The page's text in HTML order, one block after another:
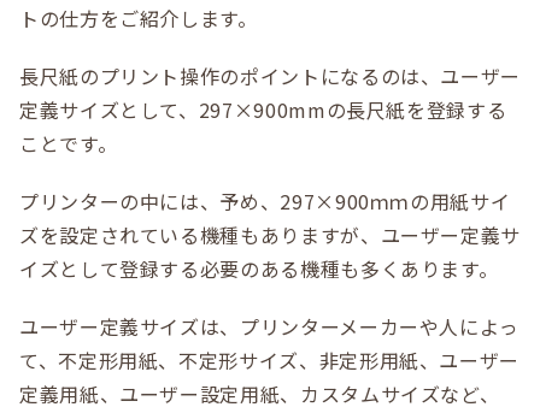
トの仕方をご紹介します。
長尺紙のプリント操作のポイントになるのは、ユーザー
定義サイズとして、297×900mmの長尺紙を登録する
ことです。
プリンターの中には、予め、297×900ｍｍの用紙サイ
ズを設定されている機種もありますが、ユーザー定義サ
イズとして登録する必要のある機種も多くあります。
ユーザー定義サイズは、プリンターメーカーや人によっ
て、不定形用紙、不定形サイズ、非定形用紙、ユーザー
定義用紙、ユーザー設定用紙、カスタムサイズなど、